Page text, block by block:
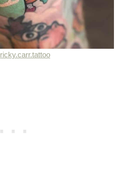
ricky.carr.tattoo